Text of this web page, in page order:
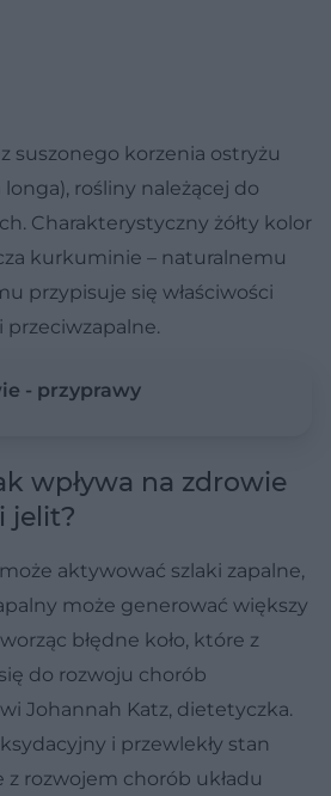
suszonego korzenia ostryżu
rośliny należącej do
Charakterystyczny żółty kolor
kurkuminie – naturalnemu
przypisuje się właściwości
- przyprawy
wpływa na zdrowie
jelit?
aktywować szlaki zapalne,
może generować większy
błędne koło, które z
do rozwoju chorób
Johannah Katz, dietetyczka.
i przewlekły stan
z rozwojem chorób układu